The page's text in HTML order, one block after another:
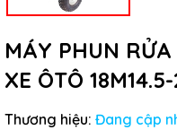
MÁY PHUN
XE ÔTÔ
Thương hiệu: Đang cập